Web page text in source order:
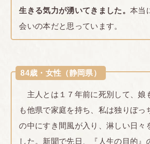
生きる気力が湧いてきました。 本当
会いの本だと思っています。
84歳・女性（静岡県）
主人とは１７年前に死別して、娘
も他県で家庭を持ち、私は独りぼっ
の中にすき間風が入り、淋しい日々
した。新聞で先日、『人生の目的』